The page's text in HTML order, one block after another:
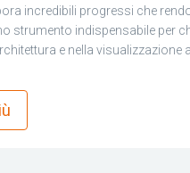
incredibili progressi che
strumento indispensabile per
e nella visualizzazione